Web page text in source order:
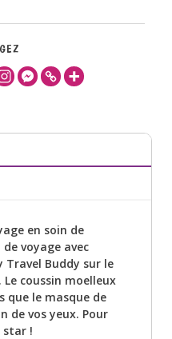
en soin de
voyage avec
Travel Buddy sur le
coussin moelleux
que le masque de
de vos yeux. Pour
star !